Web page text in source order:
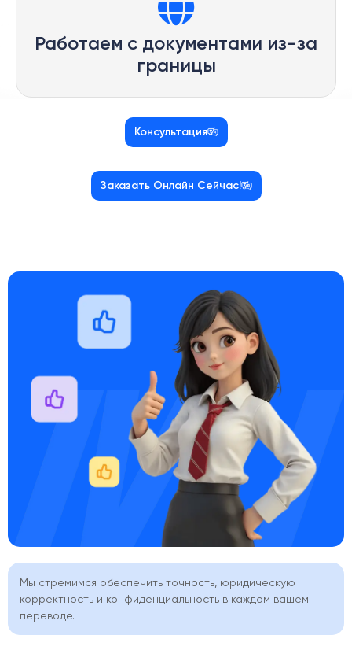
Работаем с документами из-за
границы
Консультация
Заказать Онлайн Сейчас!
Мы стремимся обеспечить точность, юридическую
корректность и конфиденциальность в каждом вашем
переводе.